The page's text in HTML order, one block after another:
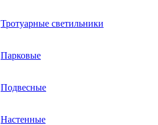
Тротуарные светильники
Парковые
Подвесные
Настенные